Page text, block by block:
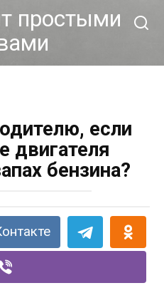
простыми
если
двигателя
бензина?